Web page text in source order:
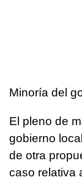
Minoría del
El pleno de
gobierno
de otra
caso relativa